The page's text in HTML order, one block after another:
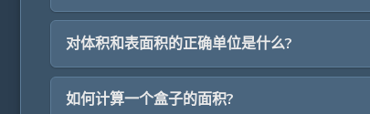
对体积和表面积的正确单位是什么?
如何计算一个盒子的面积?